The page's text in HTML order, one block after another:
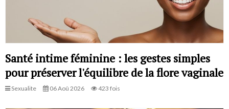
Santé intime féminine : les gestes simples
pour préserver l'équilibre de la flore vaginale
Sexualite 06 Aoû 2026 423 fois